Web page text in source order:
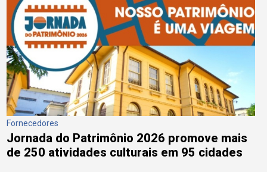
Fornecedores
Jornada do Patrimônio 2026 promove mais
de 250 atividades culturais em 95 cidades